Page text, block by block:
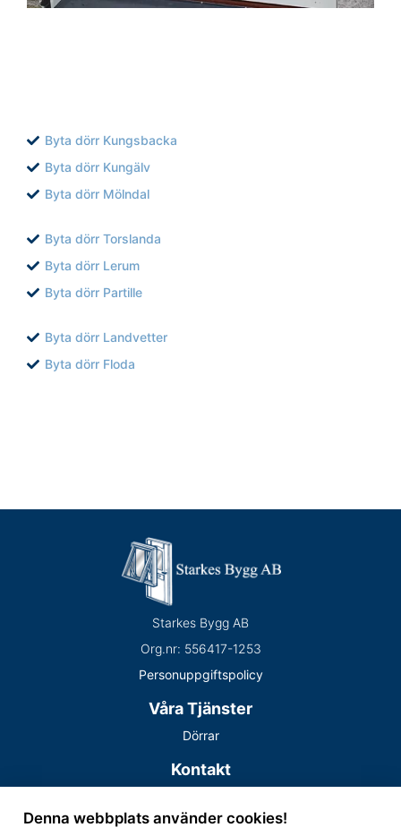
Byta dörr Kungsbacka
Byta dörr Kungälv
Byta dörr Mölndal
Byta dörr Torslanda
Byta dörr Lerum
Byta dörr Partille
Byta dörr Landvetter
Byta dörr Floda
Starkes Bygg AB
Org.nr: 556417-1253
Personuppgiftspolicy
Våra Tjänster
Dörrar
Kontakt
Mail:thomas@starkes.se
Denna webbplats använder cookies!